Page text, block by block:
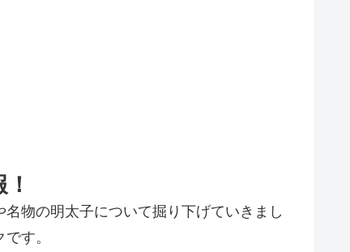
物の明太子について掘り下げていきまし
す。